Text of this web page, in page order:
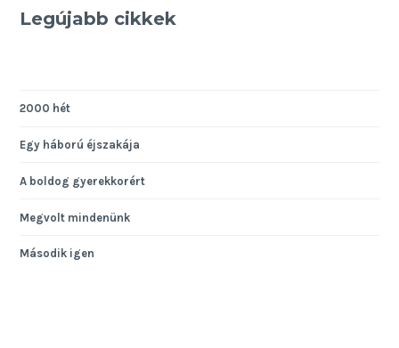
Legújabb cikkek
2000 hét
Egy háború éjszakája
A boldog gyerekkorért
Megvolt mindenünk
Második igen